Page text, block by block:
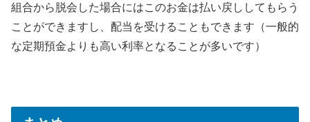
組合から脱会した場合にはこのお金は払い戻ししてもらう
ことができますし、配当を受けることもできます（一般的
な定期預金よりも高い利率となることが多いです）